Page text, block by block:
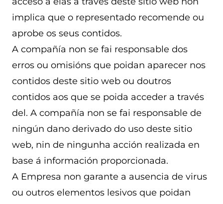
implica que o representado recomende ou
aprobe os seus contidos.
A compañía non se fai responsable dos
erros ou omisións que poidan aparecer nos
contidos deste sitio web ou doutros
contidos aos que se poida acceder a través
del. A compañía non se fai responsable de
ningún dano derivado do uso deste sitio
web, nin de ningunha acción realizada en
base á información proporcionada.
A Empresa non garante a ausencia de virus
ou outros elementos lesivos que poidan